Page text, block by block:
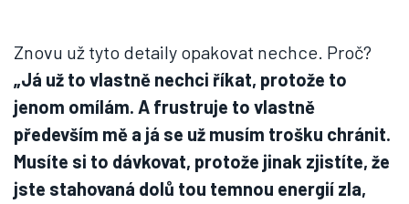
Znovu už tyto detaily opakovat nechce. Proč?
„Já už to vlastně nechci říkat, protože to
jenom omílám. A frustruje to vlastně
především mě a já se už musím trošku chránit.
Musíte si to dávkovat, protože jinak zjistíte, že
jste stahovaná dolů tou temnou energií zla,